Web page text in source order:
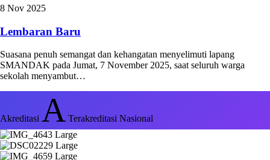
8 Nov 2025
Lembaran Baru
Suasana penuh semangat dan kehangatan menyelimuti lapang
SMANDAK pada Jumat, 7 November 2025, saat seluruh warga
sekolah menyambut…
Akreditasi A Terakreditasi Nasional